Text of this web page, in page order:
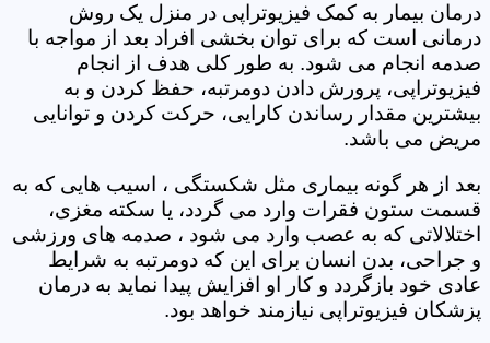
درمان بیمار به کمک فیزیوتراپی در منزل یک روش
درمانی است که برای توان بخشی افراد بعد از مواجه با
صدمه انجام می شود. به طور کلی هدف از انجام
فیزیوتراپی، پرورش دادن دومرتبه، حفظ کردن و به
بیشترین مقدار رساندن کارایی، حرکت کردن و توانایی
مریض می باشد.
بعد از هر گونه بیماری مثل شکستگی ، اسیب هایی که به
قسمت ستون فقرات وارد می گردد، یا سکته مغزی،
اختلالاتی که به عصب وارد می شود ، صدمه های ورزشی
و جراحی، بدن انسان برای این که دومرتبه به شرایط
عادی خود بازگردد و کار او افزایش پیدا نماید به درمان
پزشکان فیزیوتراپی نیازمند خواهد بود.